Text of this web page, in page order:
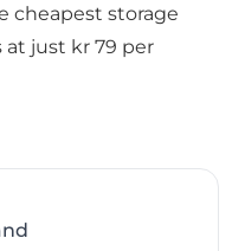
cheapest storage
at just kr 79 per